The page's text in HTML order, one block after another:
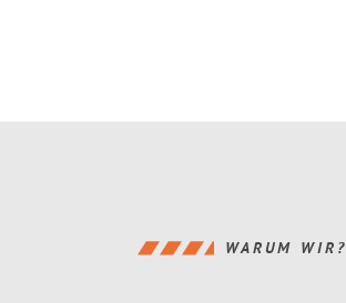
WARUM WIR?